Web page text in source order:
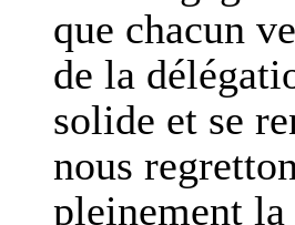
que chacun
de la
solide et se
nous
pleinement